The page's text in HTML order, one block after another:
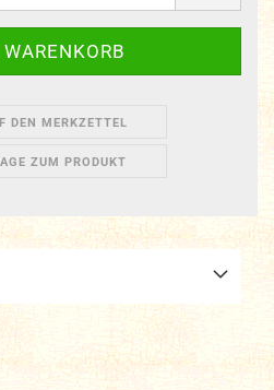
DEN MERKZETTEL
ZUM PRODUKT